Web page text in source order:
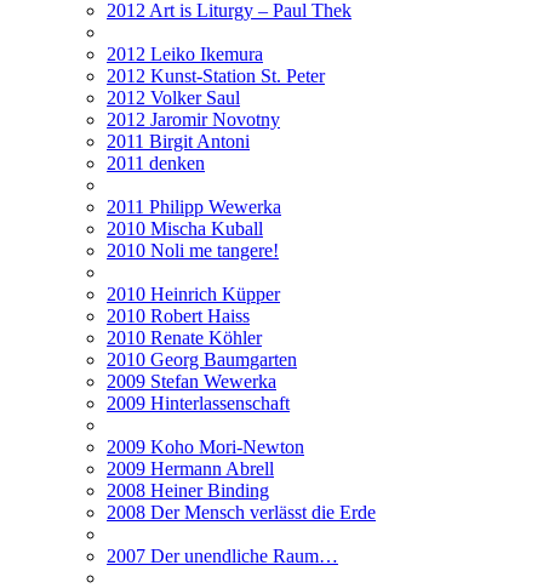
2012 Art is Liturgy – Paul Thek
2012 Leiko Ikemura
2012 Kunst-Station St. Peter
2012 Volker Saul
2012 Jaromir Novotny
2011 Birgit Antoni
2011 denken
2011 Philipp Wewerka
2010 Mischa Kuball
2010 Noli me tangere!
2010 Heinrich Küpper
2010 Robert Haiss
2010 Renate Köhler
2010 Georg Baumgarten
2009 Stefan Wewerka
2009 Hinterlassenschaft
2009 Koho Mori-Newton
2009 Hermann Abrell
2008 Heiner Binding
2008 Der Mensch verlässt die Erde
2007 Der unendliche Raum…